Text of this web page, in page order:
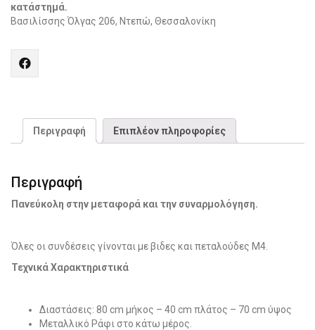
κατάστημά.
Βασιλίσσης Όλγας 206, Ντεπώ, Θεσσαλονίκη
Share
"ΨΗΣΤΑΡΙΑ
Facebook
Περιγραφή Επιπλέον πληροφορίες
Περιγραφή
Πανεύκολη στην μεταφορά και την συναρμολόγηση.
Όλες οι συνδέσεις γίνονται με βιδες και πεταλούδες Μ4.
Τεχνικά Χαρακτηριστικά
Διαστάσεις: 80 cm μήκος – 40 cm πλάτος – 70 cm ύψος
Μεταλλικό Ράφι στο κάτω μέρος.